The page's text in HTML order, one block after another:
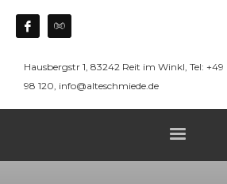
Hausbergstr 1, 83242 Reit im Winkl, Tel:
98 120, info@alteschmiede.de